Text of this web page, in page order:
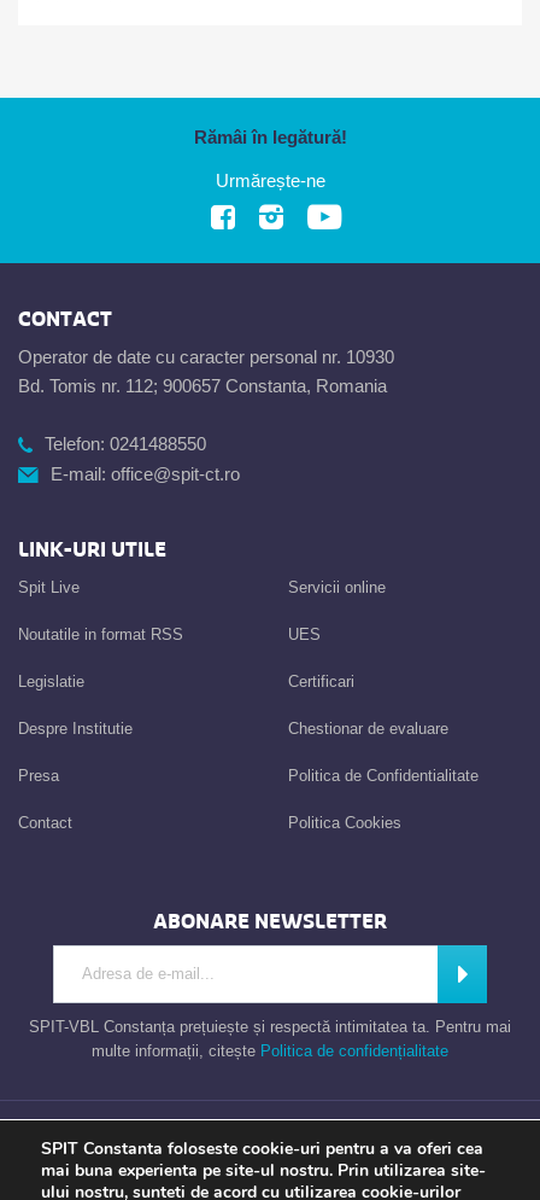
Rămâi în legătură!
Urmărește-ne
CONTACT
Operator de date cu caracter personal nr. 10930
Bd. Tomis nr. 112; 900657 Constanta, Romania
Telefon: 0241488550
E-mail: office@spit-ct.ro
LINK-URI UTILE
Spit Live
Noutatile in format RSS
Legislatie
Despre Institutie
Presa
Contact
Servicii online
UES
Certificari
Chestionar de evaluare
Politica de Confidentialitate
Politica Cookies
ABONARE NEWSLETTER
SPIT-VBL Constanța prețuiește și respectă intimitatea ta. Pentru mai
multe informații, citește Politica de confidențialitate
Taxe Constanta
SPIT Constanta foloseste cookie-uri pentru a va oferi cea
mai buna experienta pe site-ul nostru. Prin utilizarea site-
ului nostru, sunteti de acord cu utilizarea cookie-urilor